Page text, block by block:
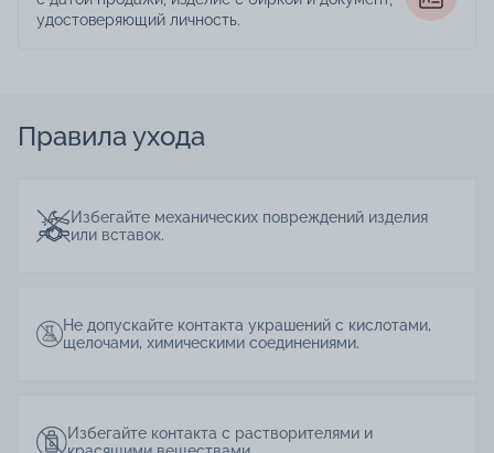
удостоверяющий личность.
Правила ухода
Избегайте механических повреждений изделия
или вставок.
Не допускайте контакта украшений с кислотами,
щелочами, химическими соединениями.
Избегайте контакта с растворителями и